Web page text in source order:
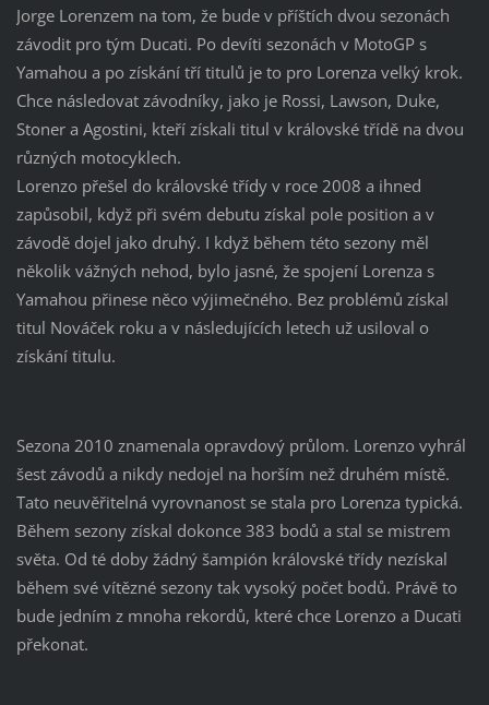
Jorge Lorenzem na tom, že bude v příštích dvou sezonách
závodit pro tým Ducati. Po devíti sezonách v MotoGP s
Yamahou a po získání tří titulů je to pro Lorenza velký krok.
Chce následovat závodníky, jako je Rossi, Lawson, Duke,
Stoner a Agostini, kteří získali titul v královské třídě na dvou
různých motocyklech.
Lorenzo přešel do královské třídy v roce 2008 a ihned
zapůsobil, když při svém debutu získal pole position a v
závodě dojel jako druhý. I když během této sezony měl
několik vážných nehod, bylo jasné, že spojení Lorenza s
Yamahou přinese něco výjimečného. Bez problémů získal
titul Nováček roku a v následujících letech už usiloval o
získání titulu.
Sezona 2010 znamenala opravdový průlom. Lorenzo vyhrál
šest závodů a nikdy nedojel na horším než druhém místě.
Tato neuvěřitelná vyrovnanost se stala pro Lorenza typická.
Během sezony získal dokonce 383 bodů a stal se mistrem
světa. Od té doby žádný šampión královské třídy nezískal
během své vítězné sezony tak vysoký počet bodů. Právě to
bude jedním z mnoha rekordů, které chce Lorenzo a Ducati
překonat.